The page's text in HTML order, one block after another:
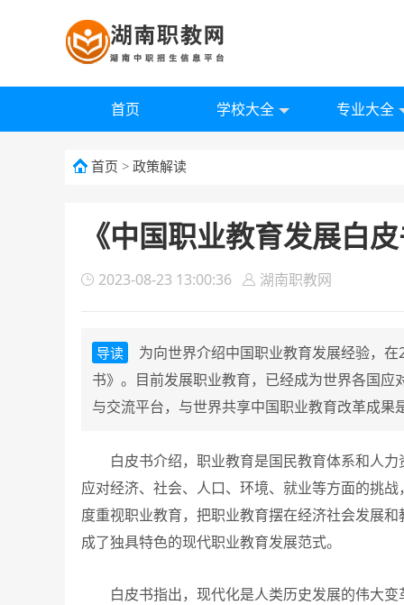
首页 学校大全 专业大全
首页 > 政策解读
《中国职业教育发展白
2023-08-23 13:00:36 湖南职教网
导读
为向世界介绍中国职业教育发展经验，
书》。目前发展职业教育，已经成为世界各国
与交流平台，与世界共享中国职业教育改革成果
白皮书介绍，职业教育是国民教育体系和人力
应对经济、社会、人口、环境、就业等方面的挑
度重视职业教育，把职业教育摆在经济社会发展
成了独具特色的现代职业教育发展范式。
白皮书指出，现代化是人类历史发展的伟大变